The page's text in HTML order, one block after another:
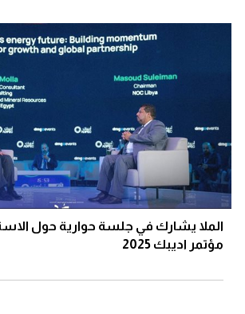
الملا يشارك في جلسة حوارية حول
مؤتمر اديبك 2025